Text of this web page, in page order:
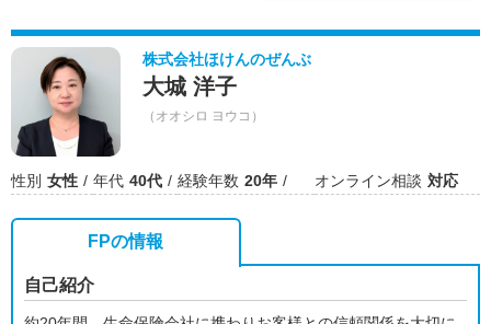
株式会社ほけんのぜんぶ
大城 洋子
（オオシロ ヨウコ）
性別 女性 年代 40代 経験年数 20年 オンライン相談 対応
FPの情報
自己紹介